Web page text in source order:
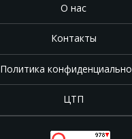
О нас
Контакты
Политика
ЦТП